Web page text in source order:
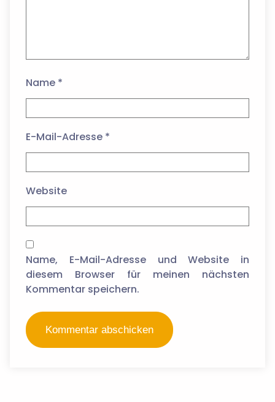
Name *
E-Mail-Adresse *
Website
Name, E-Mail-Adresse und Website in
diesem Browser für meinen nächsten
Kommentar speichern.